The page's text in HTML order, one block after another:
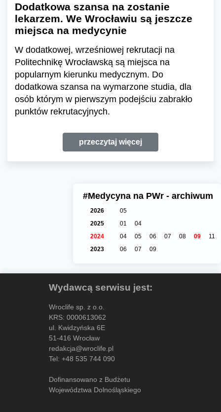
Dodatkowa szansa na zostanie
lekarzem. We Wrocławiu są jeszcze
miejsca na medycynie
W dodatkowej, wrześniowej rekrutacji na
Politechnikę Wrocławską są miejsca na
popularnym kierunku medycznym. Do
dodatkowa szansa na wymarzone studia, dla
osób którym w pierwszym podejściu zabrakło
punktów rekrutacyjnych.
przeczytaj więcej
#Medycyna na PWr - archiwum
2026
05
2025
01
04
2024
04 05 06 07 08 09
11
2023
06 07 09
Wydawcą serwisu jest:
Wroclife sp. z o.o.
KRS: 0000613062
ul. Kwidzyńska 6E
51-416 Wrocław
redakcja@wroclife.pl
Tel: +48 535 744 090
Dofinansowano z Budżetu
Województwa Dolnośląskiego